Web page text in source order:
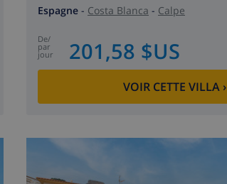
Espagne - Costa Blanca - Calpe
de/
par
jour 201,58 $US
VOIR CETTE VILLA›